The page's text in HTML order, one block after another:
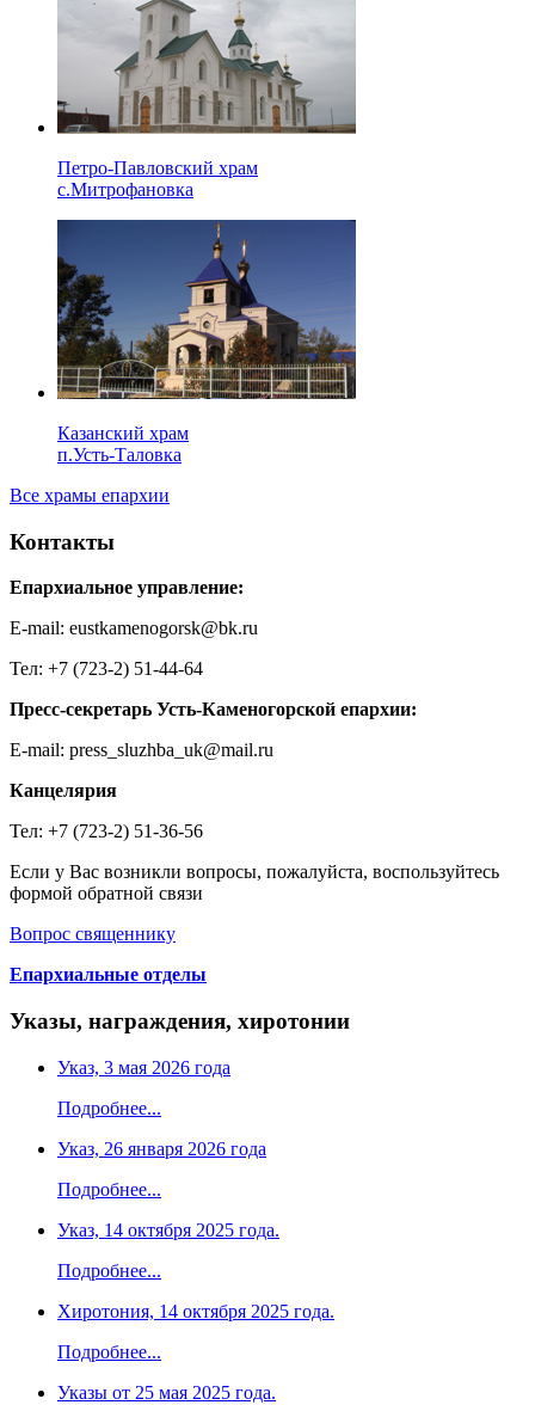
Петро-Павловский храм
с.Митрофановка
Казанский храм
п.Усть-Таловка
Все храмы епархии
Контакты
Епархиальное управление:
E-mail: eustkamenogorsk@bk.ru
Тел: +7 (723-2) 51-44-64
Пресс-секретарь Усть-Каменогорской епархии:
E-mail: press_sluzhba_uk@mail.ru
Канцелярия
Тел: +7 (723-2) 51-36-56
Если у Вас возникли вопросы, пожалуйста, воспользуйтесь
формой обратной связи
Вопрос священнику
Епархиальные отделы
Указы, награждения, хиротонии
Указ, 3 мая 2026 года
Подробнее...
Указ, 26 января 2026 года
Подробнее...
Указ, 14 октября 2025 года.
Подробнее...
Хиротония, 14 октября 2025 года.
Подробнее...
Указы от 25 мая 2025 года.